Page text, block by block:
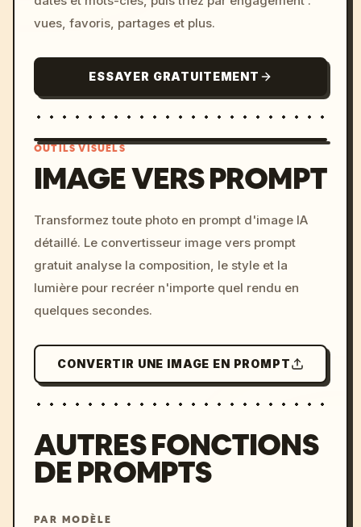
vues, favoris, partages et plus.
ESSAYER GRATUITEMENT
c, cyberpunk sunset, neon
colors, 8k --v 6.0
OUTILS VISUELS
IMAGE VERS PROMPT
Transformez toute photo en prompt d'image IA
détaillé. Le convertisseur image vers prompt
gratuit analyse la composition, le style et la
lumière pour recréer n'importe quel rendu en
quelques secondes.
CONVERTIR UNE IMAGE EN PROMPT
AUTRES FONCTIONS
DE PROMPTS
PAR MODÈLE